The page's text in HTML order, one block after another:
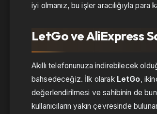
iyi olmanız, bu işler aracılığıyla para
LetGo ve AliExpress
Akıllı telefonunuza indirebilecek
bahsedeceğiz. İlk olarak LetGo,
değerlendirilmesi ve sahibinin de
kullanıcıların yakın çevresinde